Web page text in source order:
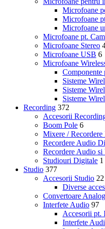
Microfoane
Microfoane
Microfoane
Microfoane pt.
Microfoane Stereo
Microfoane USB 6
Microfoane
Componente
Sisteme
Sisteme
Sisteme
Recording 372
Accesorii
Boom Pole 6
Mixere / Recordere
Recordere Audio
Recordere Audio si
Studiouri Digitale 1
Studio 377
Accesorii Studio 22
Diverse
Convertoare
Interfete Audio 97
Accesorii pt.
Interfete